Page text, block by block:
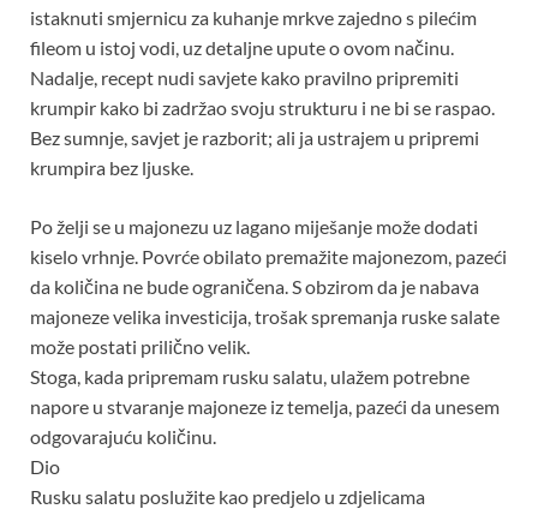
istaknuti smjernicu za kuhanje mrkve zajedno s pilećim
fileom u istoj vodi, uz detaljne upute o ovom načinu.
Nadalje, recept nudi savjete kako pravilno pripremiti
krumpir kako bi zadržao svoju strukturu i ne bi se raspao.
Bez sumnje, savjet je razborit; ali ja ustrajem u pripremi
krumpira bez ljuske.
Po želji se u majonezu uz lagano miješanje može dodati
kiselo vrhnje. Povrće obilato premažite majonezom, pazeći
da količina ne bude ograničena. S obzirom da je nabava
majoneze velika investicija, trošak spremanja ruske salate
može postati prilično velik.
Stoga, kada pripremam rusku salatu, ulažem potrebne
napore u stvaranje majoneze iz temelja, pazeći da unesem
odgovarajuću količinu.
Dio
Rusku salatu poslužite kao predjelo u zdjelicama